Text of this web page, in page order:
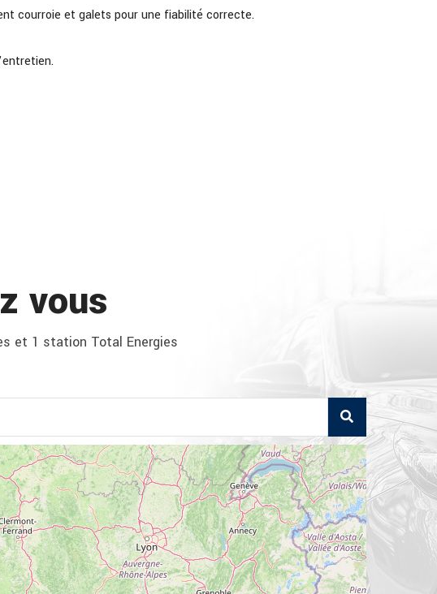
courroie et galets pour une fiabilité correcte.
vous
et 1 station Total Energies